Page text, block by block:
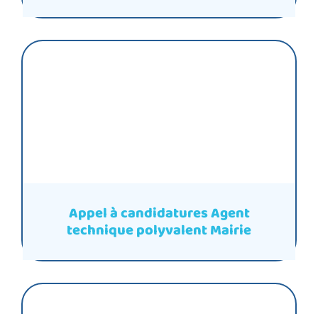
Appel à candidatures Agent
technique polyvalent Mairie